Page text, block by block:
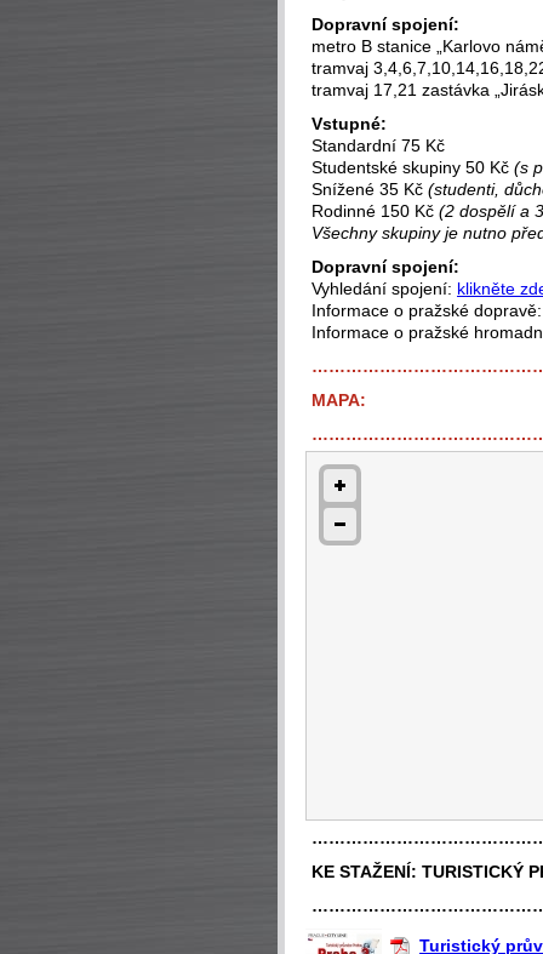
Dopravní spojení:
metro B stanice „Karlovo
tramvaj
tramvaj 17,21 zastávka
Vstupné:
Standardní 75 Kč
Studentské skupiny 50 Kč (s
Snížené 35 Kč (studenti,
Rodinné 150 Kč (2 dospělí a
Všechny skupiny je nutno
Dopravní spojení:
Vyhledání spojení: klikněte
Informace o pražské
Informace o pražské
MAPA:
KE STAŽENÍ: TURISTICKÝ
Turistický